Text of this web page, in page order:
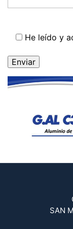
He leído y
SAN